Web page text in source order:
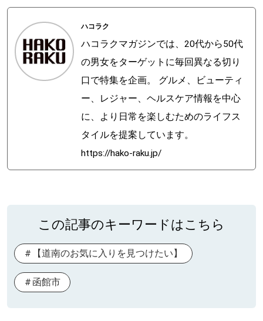
ハコラク
ハコラクマガジンでは、20代から50代
の男女をターゲットに毎回異なる切り
口で特集を企画。 グルメ、ビューティ
ー、レジャー、ヘルスケア情報を中心
に、より日常を楽しむためのライフス
タイルを提案しています。
https://hako-raku.jp/
この記事のキーワードはこちら
【道南のお気に入りを見つけたい】
函館市